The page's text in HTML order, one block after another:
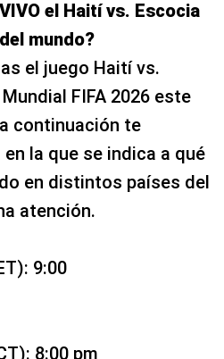
el Haití vs. Escocia
mundo?
el juego Haití vs.
FIFA 2026 este
continuación te
la que se indica a qué
en distintos países del
atención.
9:00
8:00 pm